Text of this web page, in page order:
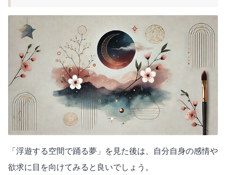
「浮遊する空間で踊る夢」を見た後は、自分自身の感情や
欲求に目を向けてみると良いでしょう。